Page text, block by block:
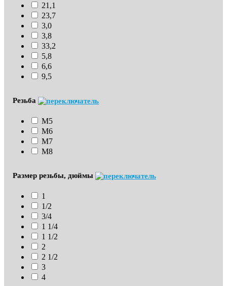
21,1
23,7
3,0
3,8
33,2
5,8
6,6
9,5
Резьба
М5
М6
М7
М8
Размер резьбы, дюймы
1
1/2
3/4
1 1/4
1 1/2
2
2 1/2
3
4